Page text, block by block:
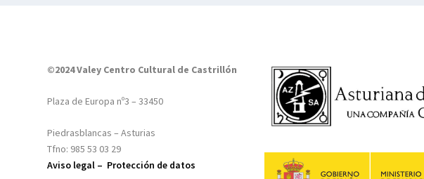
©2024 Valey Centro Cultural de Castrillón
Plaza de Europa nº3 – 33450
Piedrasblancas – Asturias
Tfno: 985 53 03 29
Aviso legal – Protección de datos